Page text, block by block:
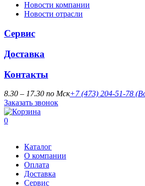
Новости компании
Новости отрасли
Сервис
Доставка
Контакты
8.30 – 17.30 по Мск+7 (473) 204-51-78
Заказать звонок
0
Каталог
О компании
Оплата
Доставка
Сервис